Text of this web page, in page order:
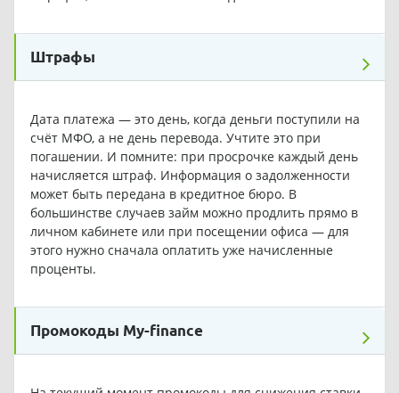
Штрафы
Дата платежа — это день, когда деньги поступили на
счёт МФО, а не день перевода. Учтите это при
погашении. И помните: при просрочке каждый день
начисляется штраф. Информация о задолженности
может быть передана в кредитное бюро. В
большинстве случаев займ можно продлить прямо в
личном кабинете или при посещении офиса — для
этого нужно сначала оплатить уже начисленные
проценты.
Промокоды My-finance